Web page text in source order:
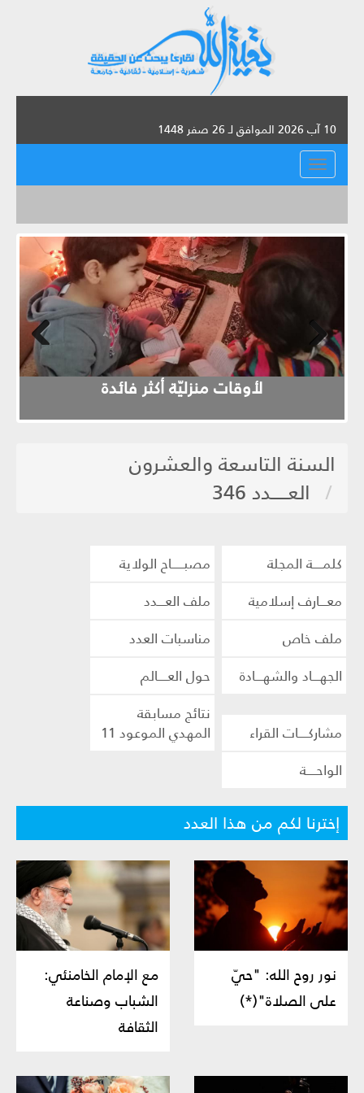
10 آب 2026 الموافق لـ 26 صفر 1448
القائمة
لأوقات منزليّة أكثر فائدة Next
السنة التاسعة والعشرون
العـــــدد 346
كلمــــة المجلة
مصبـــــاح الولاية
معـــارف إسلامية
ملف العـــدد
ملف خاص
مناسبات العدد
الجهـــاد والشهـــادة
حول العــــالم
مشاركــــات القراء
نتائج مسابقة
المهدي الموعود 11
الواحــــة
إخترنا لكم من هذا العدد
نور روح الله: "حيّ
على الصلاة"(*)
مع الإمام الخامنئي:
الشباب وصناعة
الثقافة